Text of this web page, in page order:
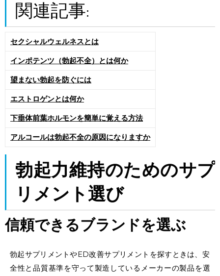
関連記事:
セクシャルウェルネスとは
インポテンツ（勃起不全）とは何か
望まない勃起を防ぐには
エストロゲンとは何か
下垂体前葉ホルモンを簡単に覚える方法
アルコールは勃起不全の原因になりますか
勃起力維持のためのサプ
リメント選び
信頼できるブランドを選ぶ
勃起サプリメントやED改善サプリメント を探すときは、安
全性と品質基準を守って製造しているメーカーの製品を選